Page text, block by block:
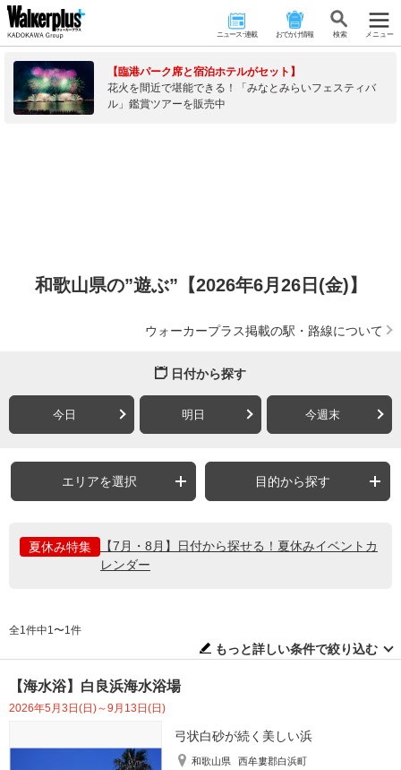
ニュース･連載 おでかけ情報 検 索 メニュー
【臨港パーク席と宿泊ホテルがセット】
花火を間近で堪能できる！「みなとみらいフェスティバ
ル」鑑賞ツアーを販売中
和歌山県の”遊ぶ”【2026年6月26日(金)】
ウォーカープラス掲載の駅・路線について
日付から探す
今日 明日 今週末
エリアを選択 目的から探す
夏休み特集
【7月・8月】日付から探せる！夏休みイベントカ
レンダー
全1件中1〜1件
もっと詳しい条件で絞り込む
【海水浴】白良浜海水浴場
2026年5月3日(日)～9月13日(日)
弓状白砂が続く美しい浜
和歌山県
西牟婁郡白浜町